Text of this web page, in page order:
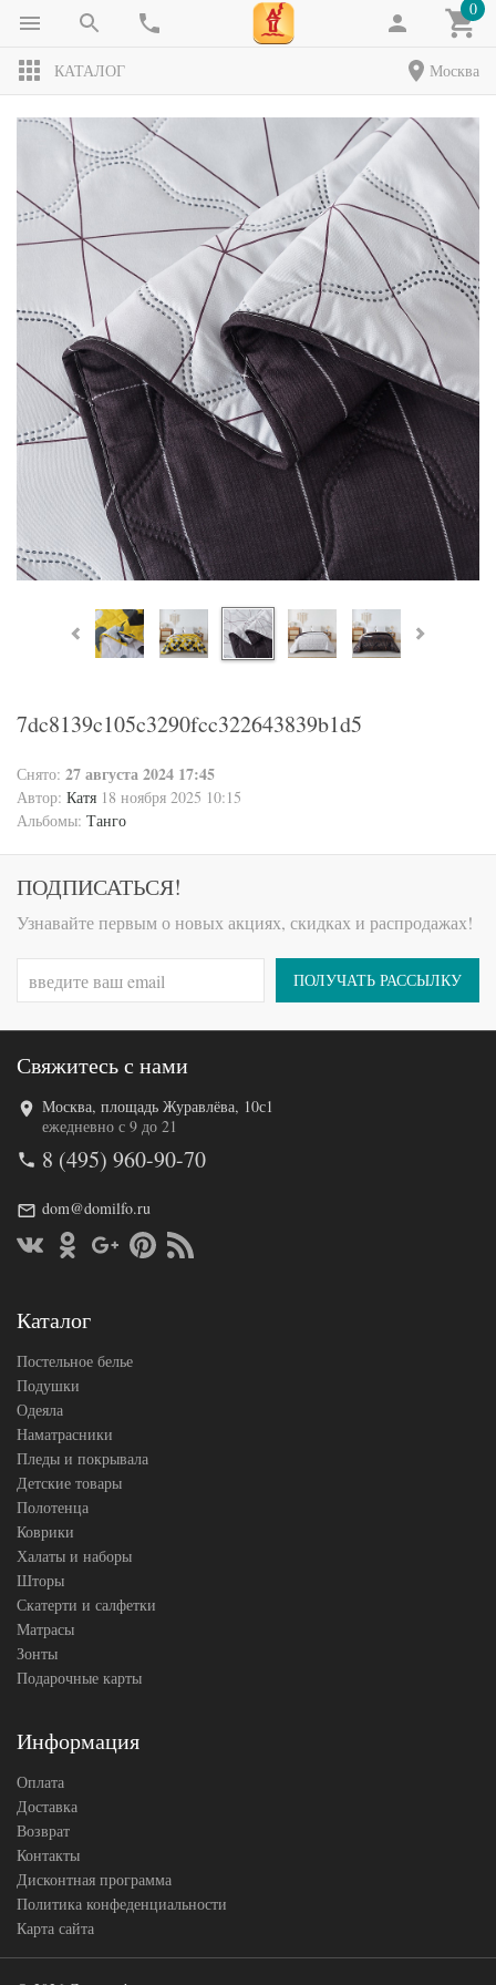
0
КАТАЛОГ Москва
7dc8139c105c3290fcc322643839b1d5
Снято: 27 августа 2024 17:45
Автор: Катя 18 ноября 2025 10:15
Альбомы: Танго
ПОДПИСАТЬСЯ!
Узнавайте первым о новых акциях, скидках и распродажах!
ПОЛУЧАТЬ РАССЫЛКУ
Свяжитесь с нами
Москва, площадь Журавлёва, 10с1
ежедневно с 9 до 21
8 (495) 960-90-70
dom@domilfo.ru
Каталог
Постельное белье
Подушки
Одеяла
Наматрасники
Пледы и покрывала
Детские товары
Полотенца
Коврики
Халаты и наборы
Шторы
Скатерти и салфетки
Матрасы
Зонты
Подарочные карты
Информация
Оплата
Доставка
Возврат
Контакты
Дисконтная программа
Политика конфеденциальности
Карта сайта